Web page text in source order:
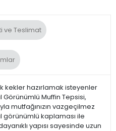
ve Teslimat
kekler hazırlamak isteyenler
Muffin Tepsisi,
mutfağınızın vazgeçilmez
görünümlü kaplaması ile
yapısı sayesinde uzun